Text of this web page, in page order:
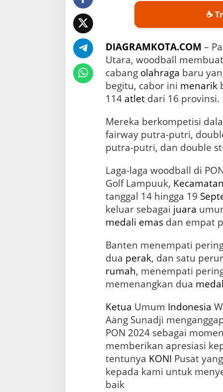
m
n
a
n
g
a
n
b
g
i
I
n
o
n
e
s
i
a
d
S
G
a
e
s
☕
DIAGRAMKOTA.COM –
Utara, woodball
cabang olahraga baru
begitu, cabor ini menarik
114 atletdari 16 provinsi.
Mereka berkompetisi
fairway putra-putri,
putra-putri, dan double
Laga-laga woodball di
Golf Lampuuk, Kecamatan
tanggal 14 hingga 19
keluar sebagai juara
medali emasdan empat
Banten menempati
dua perak, dan satu
rumah, menempati
memenangkan dua
Ketua Umum Indonesia
Aang Sunadji
PON 2024 sebagai momen
memberikan apresiasi
tentunya KONI Pusat
kepada kami untuk
baik